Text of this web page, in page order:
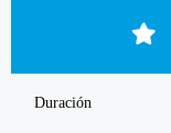
Duración